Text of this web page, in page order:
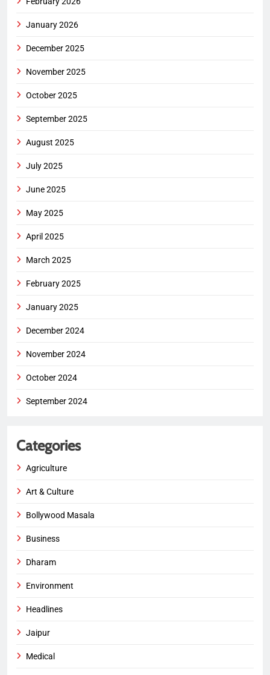
January 2026
December 2025
November 2025
October 2025
September 2025
August 2025
July 2025
June 2025
May 2025
April 2025
March 2025
February 2025
January 2025
December 2024
November 2024
October 2024
September 2024
Categories
Agriculture
Art & Culture
Bollywood Masala
Business
Dharam
Environment
Headlines
Jaipur
Medical